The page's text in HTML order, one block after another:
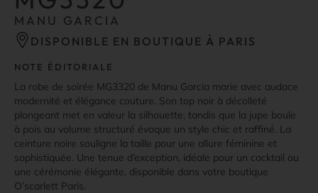
MANU GARCIA
DISPONIBLE EN BOUTIQUE À PARIS
NOTE ÉDITORIALE
La robe de soirée MG3320 de Manu Garcia marie avec audace
modernité et élégance couture. Son top noir à décolleté
plongeant met en valeur la silhouette, tandis que la jupe boule
à pois au volume structuré évoque un style chic et raffiné. La
ceinture noire souligne la taille pour une allure féminine et
sophistiquée. Une tenue d’exception, idéale pour un cocktail ou
une cérémonie élégante, disponible dans votre boutique
O’scarlett Paris.